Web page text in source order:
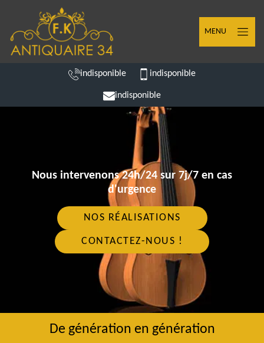
MENU
indisponible indisponible
indisponible
Nous intervenons 24h/24 sur 7j/7 en cas
d'urgence
NOS RÉALISATIONS
CONTACTEZ-NOUS !
De génération en génération